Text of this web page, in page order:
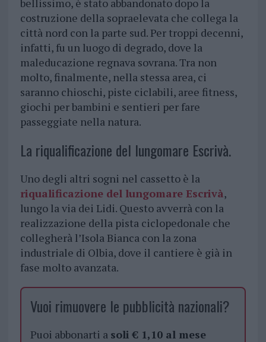
bellissimo, è stato abbandonato dopo la
costruzione della sopraelevata che collega la
città nord con la parte sud. Per troppi decenni,
infatti, fu un luogo di degrado, dove la
maleducazione regnava sovrana. Tra non
molto, finalmente, nella stessa area, ci
saranno chioschi, piste ciclabili, aree fitness,
giochi per bambini e sentieri per fare
passeggiate nella natura.
La riqualificazione del lungomare Escrivà.
Uno degli altri sogni nel cassetto è la
riqualificazione del lungomare Escrivà,
lungo la via dei Lidi. Questo avverrà con la
realizzazione della pista ciclopedonale che
collegherà l’Isola Bianca con la zona
industriale di Olbia, dove il cantiere è già in
fase molto avanzata.
Vuoi rimuovere le pubblicità nazionali?
Puoi abbonarti a soli € 1,10 al mese